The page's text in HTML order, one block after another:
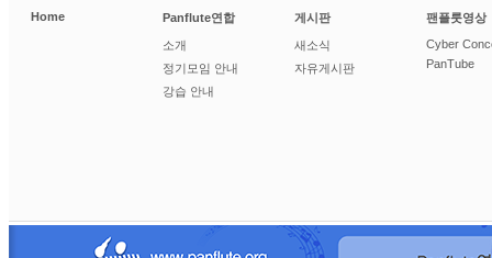
Home Panflute연합
소개
정기모임 안내
강습 안내
게시판
새소식
자유게시판
팬플룻영상
Cyber
PanTube